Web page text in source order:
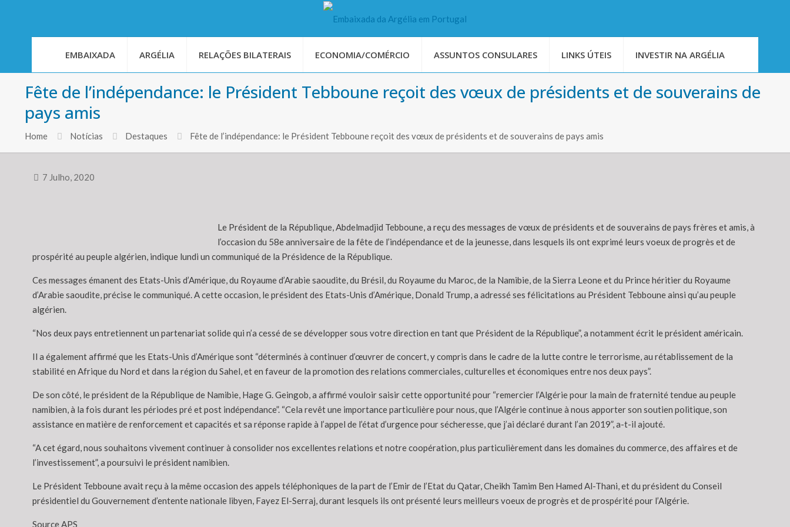
EMBAIXADA ARGÉLIA RELAÇÕES BILATERAIS ECONOMIA/COMÉRCIO ASSUNTOS CONSULARES LINKS ÚTEIS INVESTIR NA ARGÉLIA
Fête de l’indépendance: le Président Tebboune reçoit des vœux de présidents et de souverains de
pays amis
Home Notícias Destaques Fête de l’indépendance: le Président Tebboune reçoit des vœux de présidents et de souverains de pays amis
7 Julho, 2020
Le Président de la République, Abdelmadjid Tebboune, a reçu des messages de vœux de présidents et de souverains de pays frères et amis, à
l’occasion du 58e anniversaire de la fête de l’indépendance et de la jeunesse, dans lesquels ils ont exprimé leurs voeux de progrès et de
prospérité au peuple algérien, indique lundi un communiqué de la Présidence de la République.
Ces messages émanent des Etats-Unis d’Amérique, du Royaume d’Arabie saoudite, du Brésil, du Royaume du Maroc, de la Namibie, de la Sierra Leone et du Prince héritier du Royaume
d’Arabie saoudite, précise le communiqué. A cette occasion, le président des Etats-Unis d’Amérique, Donald Trump, a adressé ses félicitations au Président Tebboune ainsi qu’au peuple
algérien.
“Nos deux pays entretiennent un partenariat solide qui n’a cessé de se développer sous votre direction en tant que Président de la République”, a notamment écrit le président américain.
Il a également affirmé que les Etats-Unis d’Amérique sont “déterminés à continuer d’œuvrer de concert, y compris dans le cadre de la lutte contre le terrorisme, au rétablissement de la
stabilité en Afrique du Nord et dans la région du Sahel, et en faveur de la promotion des relations commerciales, culturelles et économiques entre nos deux pays”.
De son côté, le président de la République de Namibie, Hage G. Geingob, a affirmé vouloir saisir cette opportunité pour “remercier l’Algérie pour la main de fraternité tendue au peuple
namibien, à la fois durant les périodes pré et post indépendance”. “Cela revêt une importance particulière pour nous, que l’Algérie continue à nous apporter son soutien politique, son
assistance en matière de renforcement et capacités et sa réponse rapide à l’appel de l’état d’urgence pour sécheresse, que j’ai déclaré durant l’an 2019”, a-t-il ajouté.
“A cet égard, nous souhaitons vivement continuer à consolider nos excellentes relations et notre coopération, plus particulièrement dans les domaines du commerce, des affaires et de
l’investissement”, a poursuivi le président namibien.
Le Président Tebboune avait reçu à la même occasion des appels téléphoniques de la part de l’Emir de l’Etat du Qatar, Cheikh Tamim Ben Hamed Al-Thani, et du président du Conseil
présidentiel du Gouvernement d’entente nationale libyen, Fayez El-Serraj, durant lesquels ils ont présenté leurs meilleurs voeux de progrès et de prospérité pour l’Algérie.
Source APS